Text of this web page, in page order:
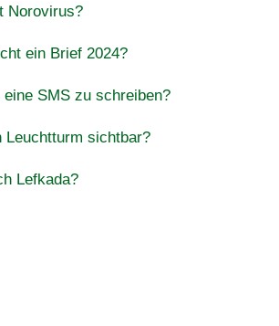
Norovirus?
ein Brief 2024?
SMS zu schreiben?
Leuchtturm sichtbar?
Lefkada?